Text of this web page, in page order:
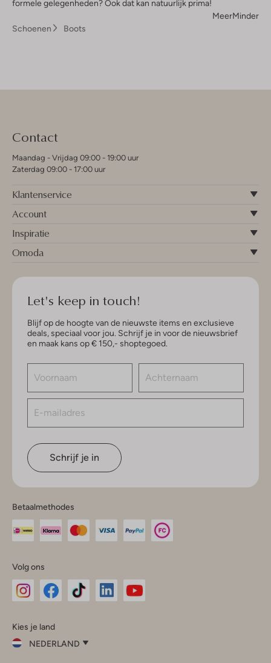
formele gelegenheden? Ook dat kan natuurlijk prima!
MeerMinder
Schoenen
Boots
Contact
Maandag - Vrijdag 09:00 - 19:00 uur
Zaterdag 09:00 - 17:00 uur
Klantenservice
Account
Inspiratie
Omoda
Let's keep in touch!
Blijf op de hoogte van de nieuwste items en exclusieve
deals, speciaal voor jou. Schrijf je in voor de nieuwsbrief
en maak kans op € 150,- shoptegoed.
Schrijf je in
Betaalmethodes
Volg ons
InstagramFacebook
Kies je land
NEDERLAND